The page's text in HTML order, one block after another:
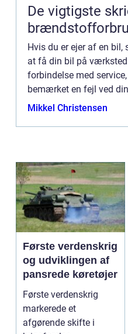
De vigtigste
Hvis du er ejer af en bil,
at få din bil på
forbindelse med
bemærket en fejl ved
godt udvikle problemer
Mikkel Christensen
Første verdenskrig
og udviklingen af
pansrede køretøjer
Første verdenskrig
markerede et
afgørende skifte i